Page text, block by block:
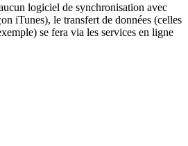
logiciel de synchronisation avec
iTunes), le transfert de données (celles
se fera via les services en ligne